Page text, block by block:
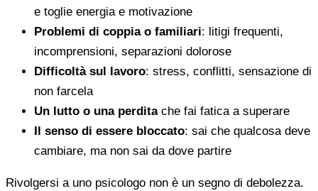
e toglie energia e motivazione
Problemi di coppia o familiari: litigi frequenti,
incomprensioni, separazioni dolorose
Difficoltà sul lavoro: stress, conflitti, sensazione di
non farcela
Un lutto o una perditache fai fatica a superare
Il senso di essere bloccato: sai che qualcosa deve
cambiare, ma non sai da dove partire
Rivolgersi a uno psicologo non è un segno di debolezza.